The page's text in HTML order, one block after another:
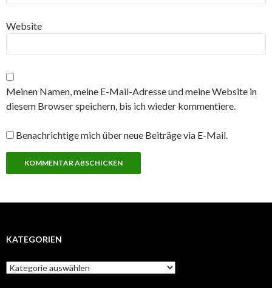
Website
Meinen Namen, meine E-Mail-Adresse und meine Website in
diesem Browser speichern, bis ich wieder kommentiere.
Benachrichtige mich über neue Beiträge via E-Mail.
KATEGORIEN
Kategorien